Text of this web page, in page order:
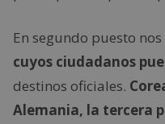
En segundo puesto
cuyos ciudadanos
destinos oficiales.
Alemania, la tercera